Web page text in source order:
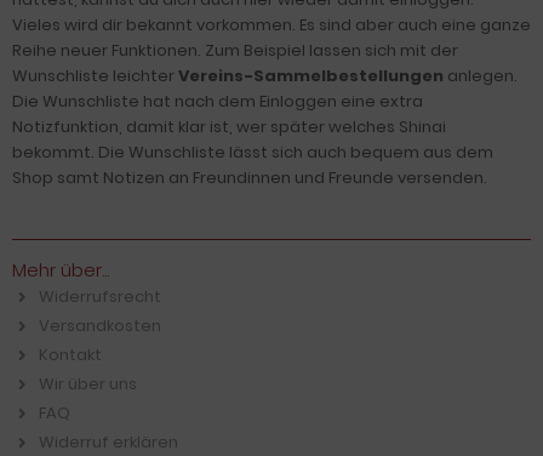
Vieles wird dir bekannt vorkommen. Es sind aber auch eine ganze
Reihe neuer Funktionen. Zum Beispiel lassen sich mit der
Wunschliste leichterVereins-Sammelbestellungen anlegen.
Die Wunschliste hat nach dem Einloggen eine extra
Notizfunktion, damit klar ist, wer später welches Shinai
bekommt. Die Wunschliste lässt sich auch bequem aus dem
Shop samt Notizen an Freundinnen und Freunde versenden.
Mehr über...
Widerrufsrecht
Versandkosten
Kontakt
Wir über uns
FAQ
Widerruf erklären